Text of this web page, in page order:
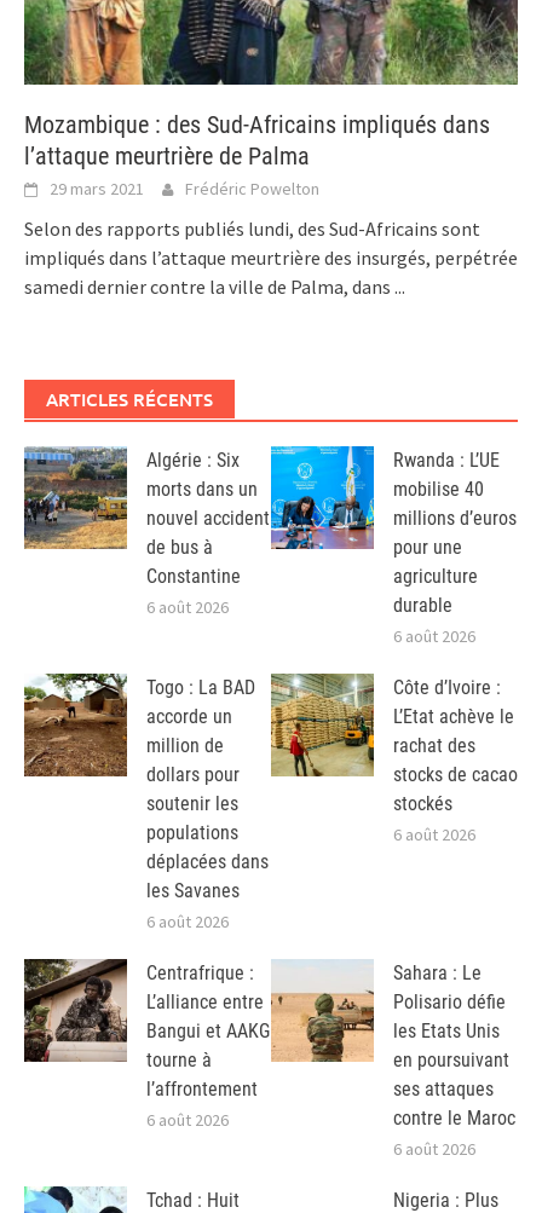
Mozambique : des Sud-Africains impliqués dans
l’attaque meurtrière de Palma
29 mars 2021 Frédéric Powelton
Selon des rapports publiés lundi, des Sud-Africains sont
impliqués dans l’attaque meurtrière des insurgés, perpétrée
samedi dernier contre la ville de Palma, dans ...
ARTICLES RÉCENTS
Algérie : Six
morts dans un
nouvel accident
de bus à
Constantine
6 août 2026
Rwanda : L’UE
mobilise 40
millions d’euros
pour une
agriculture
durable
6 août 2026
Togo : La BAD
accorde un
million de
dollars pour
soutenir les
populations
déplacées dans
les Savanes
6 août 2026
Côte d’Ivoire :
L’Etat achève le
rachat des
stocks de cacao
stockés
6 août 2026
Centrafrique :
L’alliance entre
Bangui et AAKG
tourne à
l’affrontement
6 août 2026
Sahara : Le
Polisario défie
les Etats Unis
en poursuivant
ses attaques
contre le Maroc
6 août 2026
Tchad : Huit
Nigeria : Plus